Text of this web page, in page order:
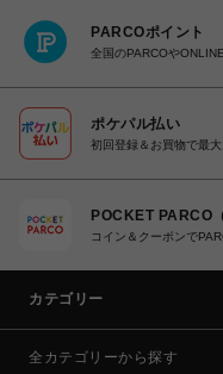
PARCOポイント
全国のPARCOや
ポケパル払い
初回登録＆お買物で最
POCKET PARCO
コイン＆クーポンで
カテゴリー
全カテゴリーから探す